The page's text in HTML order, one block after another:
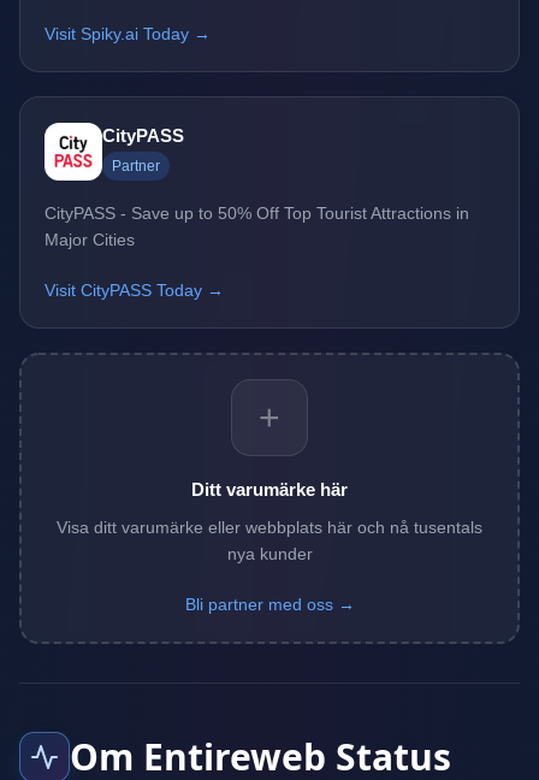
Visit Spiky.ai Today →
CityPASS
Partner
CityPASS - Save up to 50% Off Top Tourist Attractions in
Major Cities
Visit CityPASS Today →
+
Ditt varumärke här
Visa ditt varumärke eller webbplats här och nå tusentals
nya kunder
Bli partner med oss →
Om Entireweb Status